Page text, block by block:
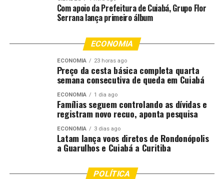
de armas, foi uma ocorrência de começou com a invasão
de uma casa, com suspeita de roubo e tráfico e evoluiu
para confronto, em Nova Mutum, que mobilizou equipes
do 26º Batalhão, Companhia de Força Tática e
Regimento Montado (Cavalaria).
Com apoio da Prefeitura de Cuiabá, Grupo Flor
Serrana lança primeiro álbum
ECONOMIA
ECONOMIA 23 horas ago
Preço da cesta básica completa quarta
semana consecutiva de queda em Cuiabá
ECONOMIA 1 dia ago
Famílias seguem controlando as dívidas e
registram novo recuo, aponta pesquisa
ECONOMIA 3 dias ago
Latam lança voos diretos de Rondonópolis
a Guarulhos e Cuiabá a Curitiba
POLÍTICA